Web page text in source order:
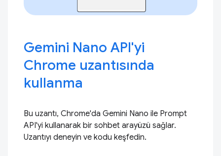
Gemini Nano API'yi
Chrome uzantısında
kullanma
Bu uzantı, Chrome'da Gemini Nano ile Prompt
API'yi kullanarak bir sohbet arayüzü sağlar.
Uzantıyı deneyin ve kodu keşfedin.